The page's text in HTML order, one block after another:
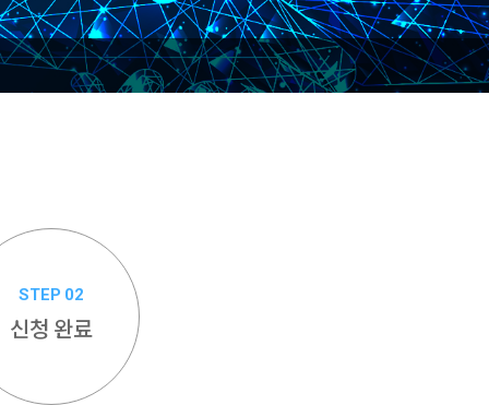
STEP 02
신청 완료